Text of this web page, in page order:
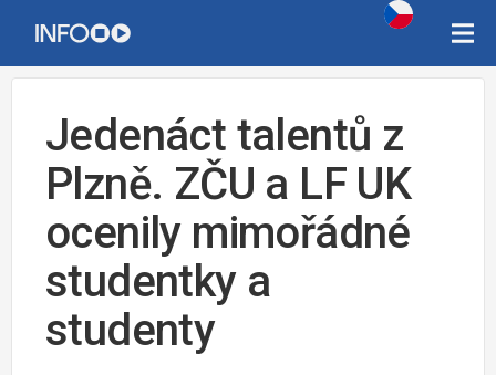
Jedenáct talentů z
Plzně. ZČU a LF UK
ocenily mimořádné
studentky a
studenty